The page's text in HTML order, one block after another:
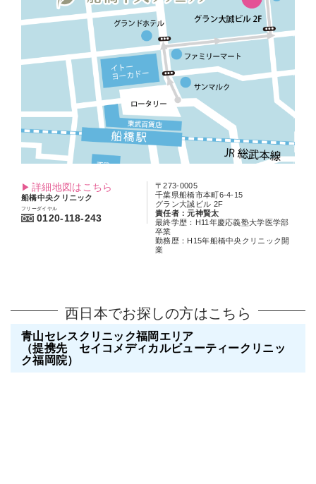
詳細地図はこちら
船橋中央クリニック
フリーダイヤル
0120-118-243
〒273-0005
千葉県船橋市本町6-4-15
グラン大誠ビル 2F
責任者：元神賢太
最終学歴：H11年慶応義塾大学医学部
卒業
勤務歴：H15年船橋中央クリニック開
業
西日本でお探しの方はこちら
青山セレスクリニック福岡エリア
（提携先 セイコメディカルビューティークリニッ
ク福岡院）